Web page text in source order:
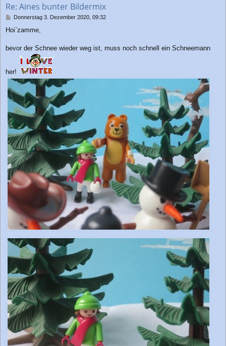
Re: Aines bunter Bildermix
B
i
r
Donnerstag 3. Dezember 2020, 09:32
Hoi`zamme,
bevor der Schnee wieder weg ist, muss noch schnell ein Schneemann
her!